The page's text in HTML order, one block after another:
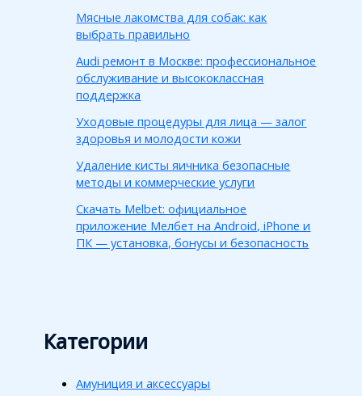
Мясные лакомства для собак: как
выбрать правильно
Audi ремонт в Москве: профессиональное
обслуживание и высококлассная
поддержка
Уходовые процедуры для лица — залог
здоровья и молодости кожи
Удаление кисты яичника безопасные
методы и коммерческие услуги
Скачать Melbet: официальное
приложение Мелбет на Android, iPhone и
ПК — установка, бонусы и безопасность
Категории
Амуниция и аксессуары